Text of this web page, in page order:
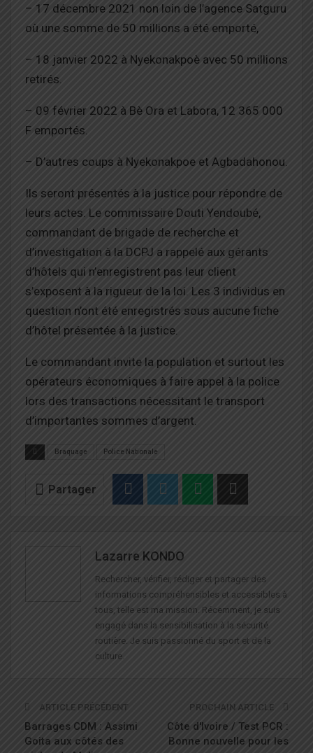
– 17 décembre 2021 non loin de l’agence Satguru
où une somme de 50 millions a été emporté,
– 18 janvier 2022 à Nyekonakpoè avec 50 millions
retirés.
– 09 février 2022 à Bè Ora et Labora, 12 365 000
F emportés.
– D’autres coups à Nyekonakpoe et Agbadahonou.
Ils seront présentés à la justice pour répondre de
leurs actes. Le commissaire Douti Yendoubé,
commandant de brigade de recherche et
d’investigation à la DCPJ a rappelé aux gérants
d’hôtels qui n’enregistrent pas leur client
s’exposent à la rigueur de la loi. Les 3 individus en
question n’ont été enregistrés sous aucune fiche
d’hôtel présentée à la justice.
Le commandant invite la population et surtout les
opérateurs économiques à faire appel à la police
lors des transactions nécessitant le transport
d’importantes sommes d’argent.
Braquage Police Nationale
Partager
Lazarre KONDO
Rechercher, vérifier, rédiger et partager des
informations compréhensibles et accessibles à
tous, telle est ma mission. Récemment, je suis
engagé dans la sensibilisation à la sécurité
routière. Je suis passionné du sport et de la
culture.
ARTICLE PRÉCÉDENT
Barrages CDM : Assimi
Goita aux côtés des
PROCHAIN ARTICLE
Côte d'Ivoire / Test PCR :
Bonne nouvelle pour les